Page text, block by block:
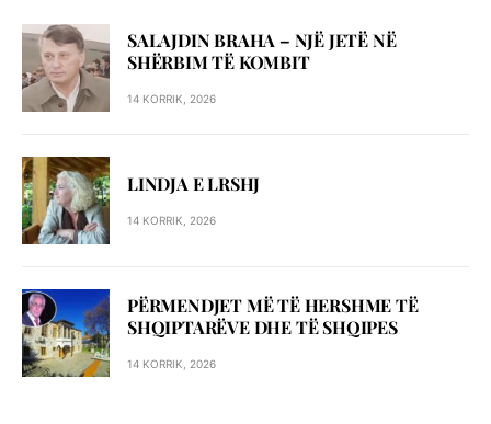
SALAJDIN BRAHA – NJЁ JETЁ NЁ
SHЁRBIM TЁ KOMBIT
14 KORRIK, 2026
LINDJA E LRSHJ
14 KORRIK, 2026
PËRMENDJET MË TË HERSHME TË
SHQIPTARËVE DHE TË SHQIPES
14 KORRIK, 2026